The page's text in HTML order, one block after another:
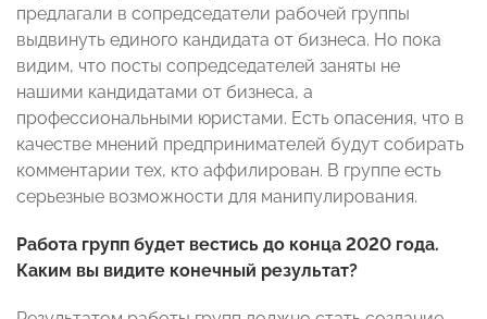
предлагали в сопредседатели рабочей группы
выдвинуть единого кандидата от бизнеса. Но пока
видим, что посты сопредседателей заняты не
нашими кандидатами от бизнеса, а
профессиональными юристами. Есть опасения, что в
качестве мнений предпринимателей будут собирать
комментарии тех, кто аффилирован. В группе есть
серьезные возможности для манипулирования.
Работа групп будет вестись до конца 2020 года.
Каким вы видите конечный результат?